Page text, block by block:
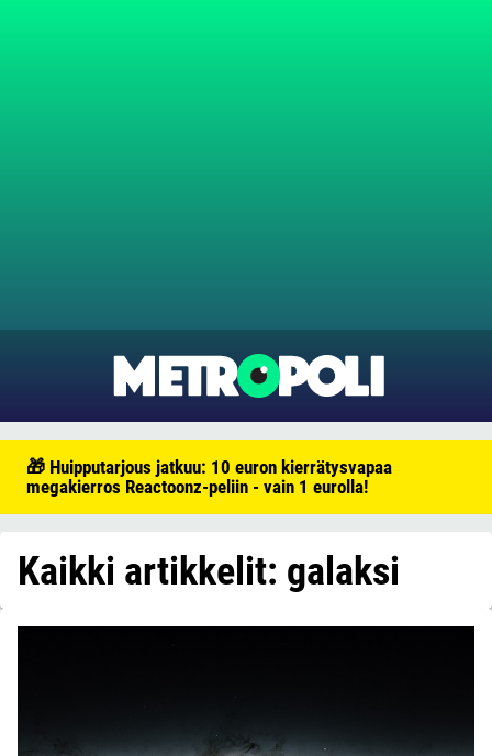
🎁 Huipputarjous jatkuu: 10 euron kierrätysvapaa
megakierros Reactoonz-peliin - vain 1 eurolla!
Kaikki artikkelit: galaksi